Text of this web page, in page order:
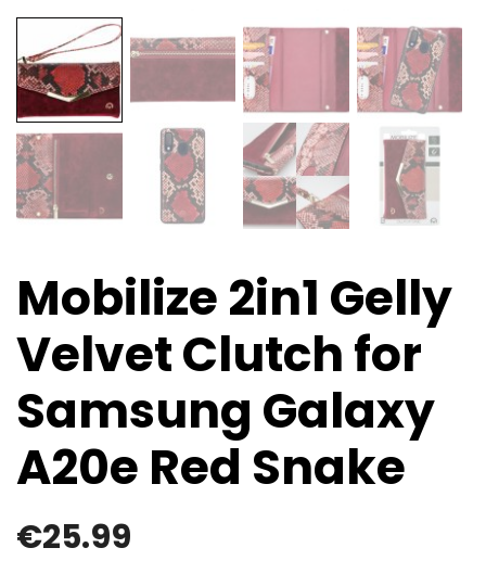
Mobilize 2in1 Gelly
Velvet Clutch for
Samsung Galaxy
A20e Red Snake
€25.99